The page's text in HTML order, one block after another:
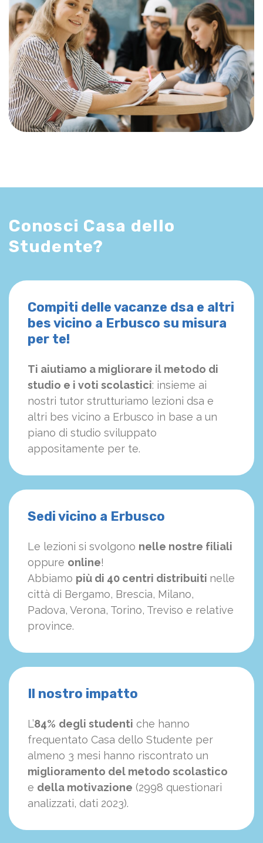
Conosci Casa dello
Studente?
Compiti delle vacanze dsa e altri
bes vicino a Erbusco su misura
per te!
Ti aiutiamo a migliorare il metodo di
studio e i voti scolastici: insieme ai
nostri tutor strutturiamo lezioni dsa e
altri bes vicino a Erbusco in base a un
piano di studio sviluppato
appositamente per te.
Sedi vicino a Erbusco
Le lezioni si svolgono nelle nostre filiali
oppure online!
Abbiamo più di 40 centri distribuiti nelle
città di Bergamo, Brescia, Milano,
Padova, Verona, Torino, Treviso e relative
province.
Il nostro impatto
L’84% degli studenti che hanno
frequentato Casa dello Studente per
almeno 3 mesi hanno riscontrato un
miglioramento del metodo scolastico
e della motivazione (2998 questionari
analizzati, dati 2023).